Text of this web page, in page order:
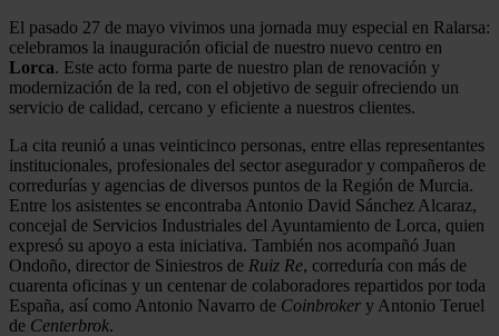
El pasado 27 de mayo vivimos una jornada muy especial en Ralarsa:
celebramos la inauguración oficial de nuestro nuevo centro en
Lorca. Este acto forma parte de nuestro plan de renovación y
modernización de la red, con el objetivo de seguir ofreciendo un
servicio de calidad, cercano y eficiente a nuestros clientes.
La cita reunió a unas veinticinco personas, entre ellas representantes
institucionales, profesionales del sector asegurador y compañeros de
corredurías y agencias de diversos puntos de la Región de Murcia.
Entre los asistentes se encontraba Antonio David Sánchez Alcaraz,
concejal de Servicios Industriales del Ayuntamiento de Lorca, quien
expresó su apoyo a esta iniciativa. También nos acompañó Juan
Ondoño, director de Siniestros de Ruiz Re, correduría con más de
cuarenta oficinas y un centenar de colaboradores repartidos por toda
España, así como Antonio Navarro de Coinbroker y Antonio Teruel
de Centerbrok.